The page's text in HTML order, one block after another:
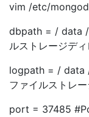
vim /etc/
dbpath = / data
ルストレージディ
logpath = / data
ファイルストレ
port = 37485